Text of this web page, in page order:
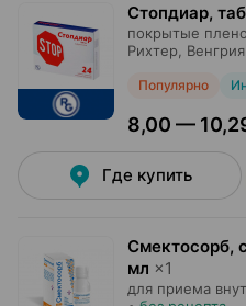
Стопдиар,
покрытые
Рихтер , Венгрия
Популярно
8,00 —
Где купить
Смектосорб,
мл ×1
для приема